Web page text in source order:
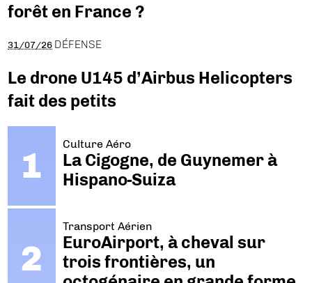
forêt en France ?
31/07/26 DÉFENSE
Le drone U145 d’Airbus Helicopters
fait des petits
Culture Aéro
La Cigogne, de Guynemer à
Hispano-Suiza
Transport Aérien
EuroAirport, à cheval sur
trois frontières, un